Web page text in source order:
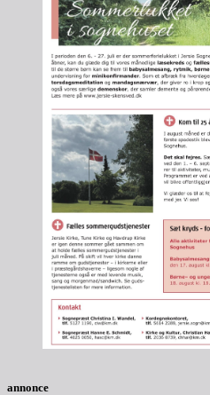
annonce